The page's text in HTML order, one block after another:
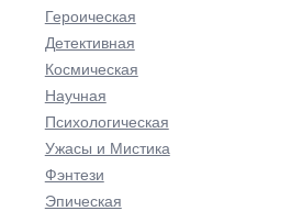
Героическая
Детективная
Космическая
Научная
Психологическая
Ужасы и Мистика
Фэнтези
Эпическая